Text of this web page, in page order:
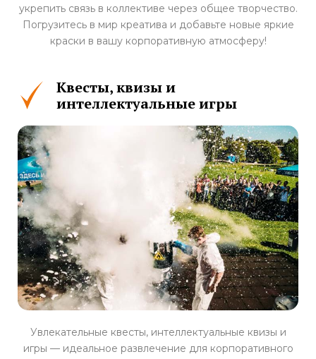
укрепить связь в коллективе через общее творчество.
Погрузитесь в мир креатива и добавьте новые яркие
краски в вашу корпоративную атмосферу!
Квесты, квизы и
интеллектуальные игры
Увлекательные квесты, интеллектуальные квизы и
игры — идеальное развлечение для корпоративного